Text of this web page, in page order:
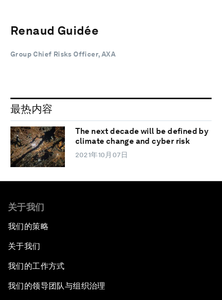
Renaud Guidée
Group Chief Risks Officer, AXA
最热内容
The next decade will be defined by
climate change and cyber risk
2021年10月07日
关于我们
我们的策略
关于我们
我们的工作方式
我们的领导团队与组织治理